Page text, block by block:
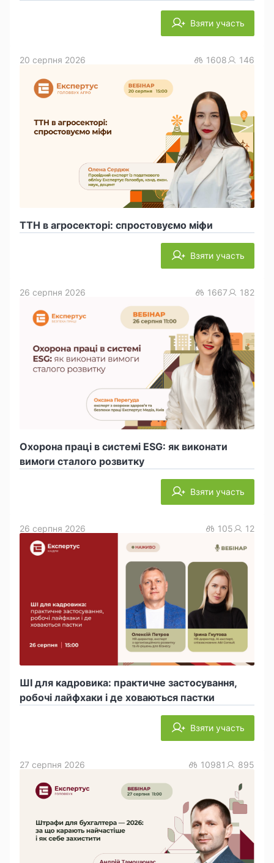
Взяти участь
ТТН в агросекторі: спростовуємо міфи
20 серпня 2026 1608 146
Взяти участь
Охорона праці в системі ESG: як виконати
вимоги сталого розвитку
26 серпня 2026 1667 182
Взяти участь
ШІ для кадровика: практичне застосування,
робочі лайфхаки і де ховаються пастки
26 серпня 2026 105 12
Взяти участь
27 серпня 2026 10981 895